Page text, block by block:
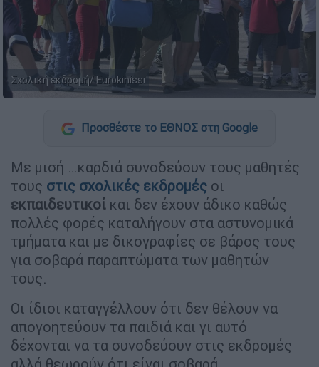
Σχολική εκδρομή/ Eurokinissi
Προσθέστε το ΕΘΝΟΣ στη Google
Με μισή …καρδιά συνοδεύουν τους μαθητές
τους στις σχολικές εκδρομές οι
εκπαιδευτικοί και δεν έχουν άδικο καθώς
πολλές φορές καταλήγουν στα αστυνομικά
τμήματα και με δικογραφίες σε βάρος τους
για σοβαρά παραπτώματα των μαθητών
τους.
Οι ίδιοι καταγγέλλουν ότι δεν θέλουν να
απογοητεύουν τα παιδιά και γι αυτό
δέχονται να τα συνοδεύουν στις εκδρομές